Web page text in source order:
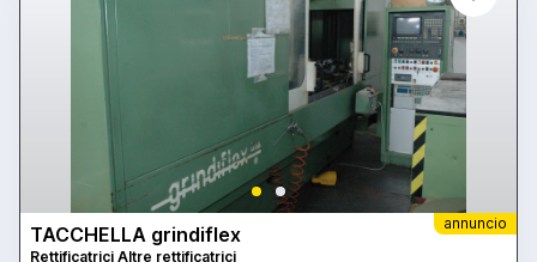
annuncio
TACCHELLA grindiflex
Rettificatrici Altre rettificatrici